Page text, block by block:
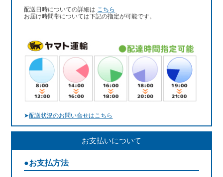
配送日時についての詳細は こちら
お届け時間帯については下記の指定が可能です。
➤配送状況のお問い合せはこちら
お支払いについて
●お支払方法